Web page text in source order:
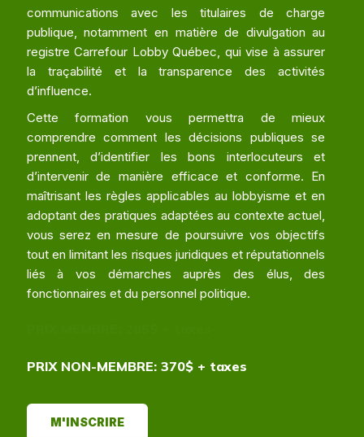
communications avec les titulaires de charge
publique, notamment en matière de divulgation au
registre Carrefour Lobby Québec, qui vise à assurer
la traçabilité et la transparence des activités
d’influence.
Cette formation vous permettra de mieux
comprendre comment les décisions publiques se
prennent, d’identifier les bons interlocuteurs et
d’intervenir de manière efficace et conforme. En
maîtrisant les règles applicables au lobbyisme et en
adoptant des pratiques adaptées au contexte actuel,
vous serez en mesure de poursuivre vos objectifs
tout en limitant les risques juridiques et réputationnels
liés à vos démarches auprès des élus, des
fonctionnaires et du personnel politique.
PRIX NON-MEMBRE: 370$ + taxes
M'INSCRIRE